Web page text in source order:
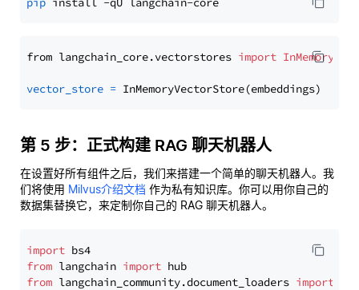
from langchain_core.vectorstores import
vector_store =
第 5 步：正式构建 RAG 聊天机器人
在设置好所有组件之后，我们来搭建一个简单的聊天机器人。我
们将使用 Milvus介绍文档 作为私有知识库。你可以用你自己的
数据集替换它，来定制你自己的 RAG 聊天机器人。
import
from langchain import
from langchain_community.document_loaders import